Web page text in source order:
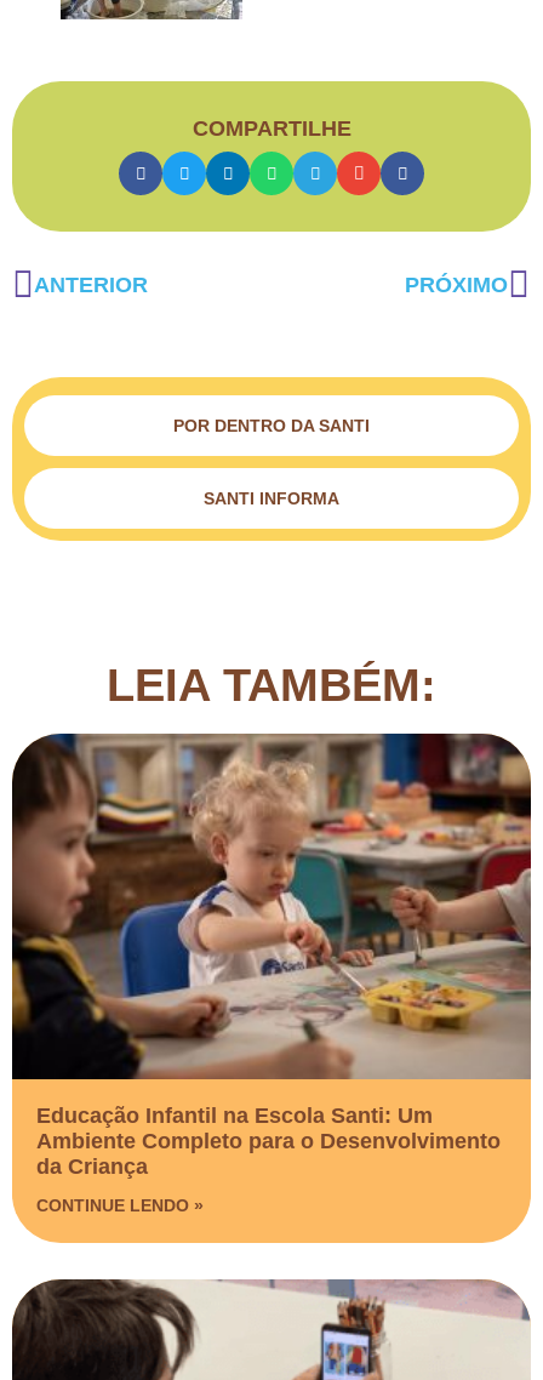
POR DENTRO DA SANTI
SANTI INFORMA
COMPARTILHE
ANTERIOR PRÓXIMO
LEIA TAMBÉM:
Educação Infantil na Escola Santi: Um
Ambiente Completo para o Desenvolvimento
da Criança
CONTINUE LENDO »